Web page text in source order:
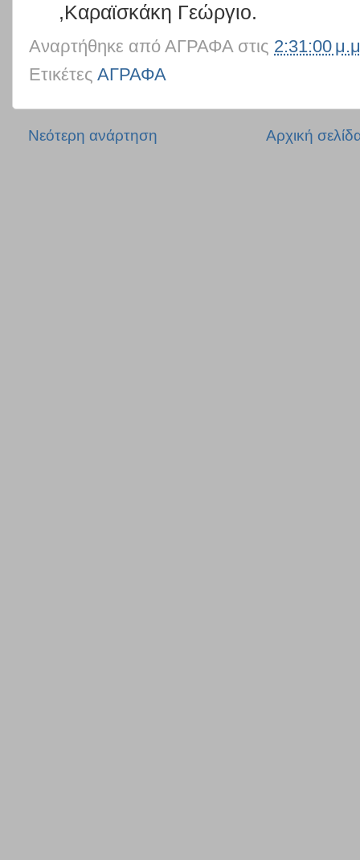
,Καραϊσκάκη Γεώργιο.
Αναρτήθηκε από ΑΓΡΑΦΑ στις 2:31:00
Ετικέτες ΑΓΡΑΦΑ
Νεότερη ανάρτηση Αρχική